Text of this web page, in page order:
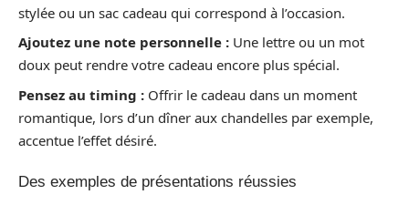
stylée ou un sac cadeau qui correspond à l’occasion.
Ajoutez une note personnelle : Une lettre ou un mot
doux peut rendre votre cadeau encore plus spécial.
Pensez au timing : Offrir le cadeau dans un moment
romantique, lors d’un dîner aux chandelles par exemple,
accentue l’effet désiré.
Des exemples de présentations réussies